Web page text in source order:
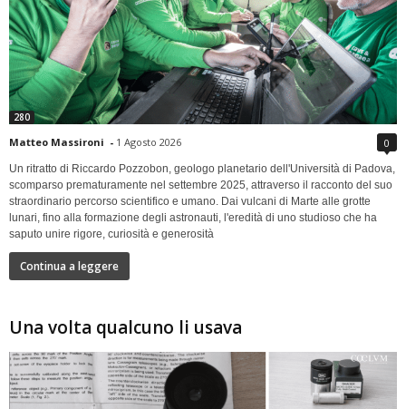
280
Matteo Massironi - 1 Agosto 2026 0
Un ritratto di Riccardo Pozzobon, geologo planetario dell'Università di Padova,
scomparso prematuramente nel settembre 2025, attraverso il racconto del suo
straordinario percorso scientifico e umano. Dai vulcani di Marte alle grotte
lunari, fino alla formazione degli astronauti, l'eredità di uno studioso che ha
saputo unire rigore, curiosità e generosità
Continua a leggere
Una volta qualcuno li usava